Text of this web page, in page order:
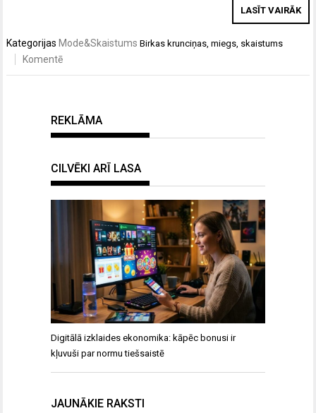
LASĪT VAIRĀK
Kategorijas Mode&Skaistums Birkas krunciņas,miegs, skaistums
Komentē
REKLĀMA
CILVĒKI ARĪ LASA
Digitālā izklaides ekonomika: kāpēc bonusi ir
kļuvuši par normu tiešsaistē
JAUNĀKIE RAKSTI